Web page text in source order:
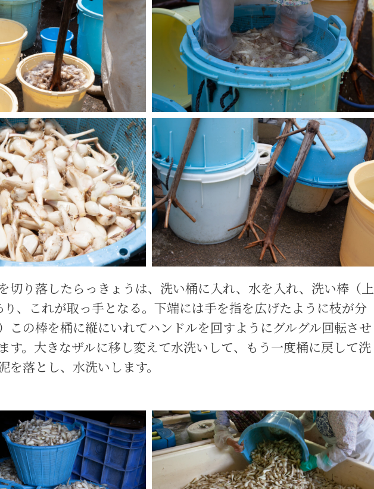
切り落したらっきょうは、洗い桶に入れ、水を入れ、洗い棒（上
、これが取っ手となる。下端には手を指を広げたように枝が分
この棒を桶に縦にいれてハンドルを回すようにグルグル回転させ
す。大きなザルに移し変えて水洗いして、もう一度桶に戻して洗
を落とし、水洗いします。